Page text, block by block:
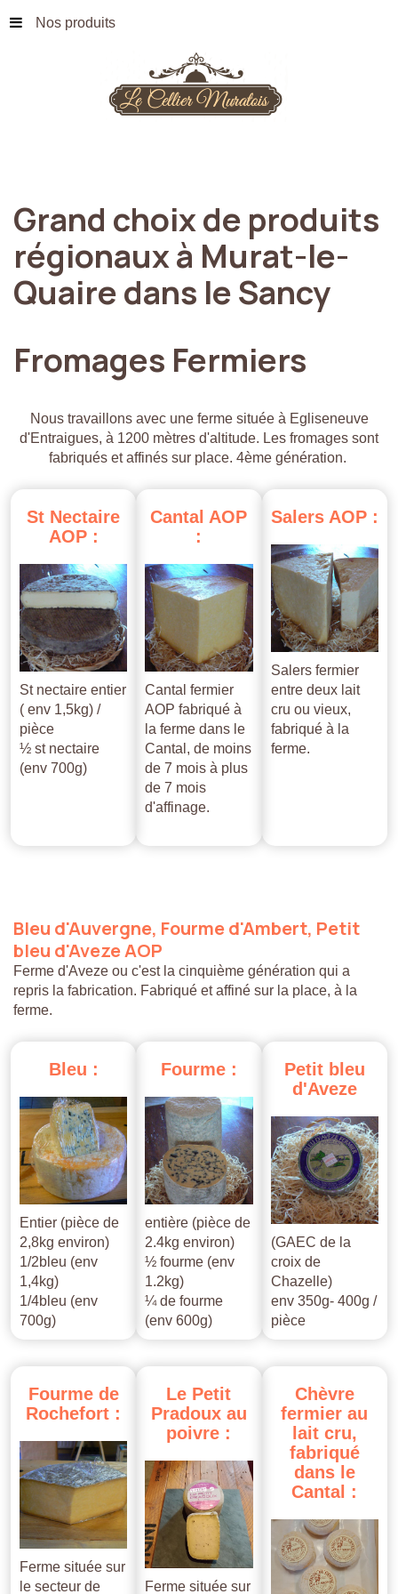
Nos produits
Grand choixde produits
régionauxà Murat-le-
Quairedans leSancy
Fromages Fermiers
Nous travaillons avec une ferme située à Egliseneuve
d'Entraigues, à 1200 mètres d'altitude. Les fromages sont
fabriqués et affinés sur place. 4ème génération.
St Nectaire
AOP :
St nectaire entier
( env 1,5kg) /
pièce
½ st nectaire
(env 700g)
Cantal AOP
:
Cantal fermier
AOP fabriqué à
la ferme dans le
Cantal, de moins
de 7 mois à plus
de 7 mois
d'affinage.
Salers AOP :
Salers fermier
entre deux lait
cru ou vieux,
fabriqué à la
ferme.
Bleu d'Auvergne, Fourmed'Ambert, Petit
bleu d'AvezeAOP
Ferme d'Aveze ou c'est la cinquième génération qui a
repris la fabrication. Fabriqué et affiné sur la place, à la
ferme.
Bleu :
Entier (pièce de
2,8kg environ)
1/2bleu (env
1,4kg)
1/4bleu (env
700g)
Fourme :
entière (pièce de
2.4kg environ)
½ fourme (env
1.2kg)
¼ de fourme
(env 600g)
Petit bleu
d'Aveze
(GAEC de la
croix de
Chazelle)
env 350g- 400g /
pièce
Fourme de
Rochefort :
Ferme située sur
le secteur de
Le Petit
Pradoux au
poivre :
Ferme située sur
Chèvre
fermier au
lait cru,
fabriqué
dans le
Cantal :